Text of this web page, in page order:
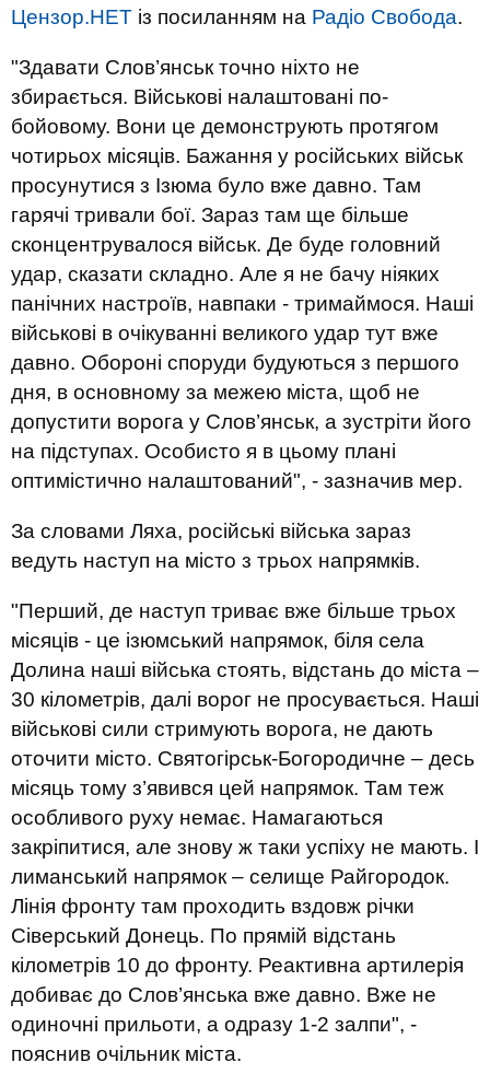
Цензор.НЕТ із посиланням на Радіо Свобода.
"Здавати Слов’янськ точно ніхто не
збирається. Військові налаштовані по-
бойовому. Вони це демонструють протягом
чотирьох місяців. Бажання у російських військ
просунутися з Ізюма було вже давно. Там
гарячі тривали бої. Зараз там ще більше
сконцентрувалося військ. Де буде головний
удар, сказати складно. Але я не бачу ніяких
панічних настроїв, навпаки - тримаймося. Наші
військові в очікуванні великого удар тут вже
давно. Обороні споруди будуються з першого
дня, в основному за межею міста, щоб не
допустити ворога у Слов’янськ, а зустріти його
на підступах. Особисто я в цьому плані
оптимістично налаштований", - зазначив мер.
За словами Ляха, російські війська зараз
ведуть наступ на місто з трьох напрямків.
"Перший, де наступ триває вже більше трьох
місяців - це ізюмський напрямок, біля села
Долина наші війська стоять, відстань до міста –
30 кілометрів, далі ворог не просувається. Наші
військові сили стримують ворога, не дають
оточити місто. Святогірськ-Богородичне – десь
місяць тому з’явився цей напрямок. Там теж
особливого руху немає. Намагаються
закріпитися, але знову ж таки успіху не мають. І
лиманський напрямок – селище Райгородок.
Лінія фронту там проходить вздовж річки
Сіверський Донець. По прямій відстань
кілометрів 10 до фронту. Реактивна артилерія
добиває до Слов’янська вже давно. Вже не
одиночні прильоти, а одразу 1-2 залпи", -
пояснив очільник міста.